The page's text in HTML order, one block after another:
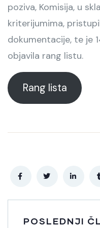
poziva, Komisija, u
kriterijumima,
dokumentacije, te je
objavila rang listu.
Rang lista
POSLEDNJI